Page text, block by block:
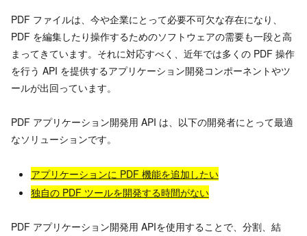
PDF ファイルは、今や企業にとって必要不可欠な存在になり、
PDF を編集したり操作するためのソフトウェアの需要も一段と高
まってきています。それに対応すべく、近年では多くの PDF 操作
を行う API を提供するアプリケーション開発コンポーネントやツ
ールが出回っています。
PDF アプリケーション開発用 API は、以下の開発者にとって最適
なソリューションです。
アプリケーションに PDF 機能を追加したい
独自の PDF ツールを開発する時間がない
PDF アプリケーション開発用 APIを使用することで、分割、結